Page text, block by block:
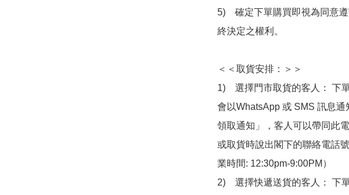
5)　確定下單購買即視為同意
終決定之權利。
＜＜取貨安排：＞＞
1)　選擇門市取貨的客人： 下
會以WhatsApp 或 SMS 訊息
領取通知」，客人可以帶同此
或取貨時說出閣下的聯絡電話
業時間: 12:30pm-9:00PM）
2)　選擇快遞送貨的客人： 下